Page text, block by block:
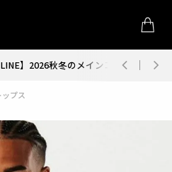
】2026秋冬のメインコレクションが
プス